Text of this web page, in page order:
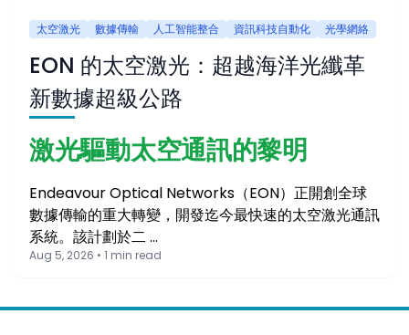
太空激光 數據傳輸 人工智能整合 資訊科技自動化 光學網絡
EON 的太空激光：超越海洋光纖革
新數據超級公路
激光驅動太空通訊的黎明
Endeavour Optical Networks（EON）正開創全球
數據傳輸的重大轉變，開發迄今最快速的太空激光通訊
系統。該計劃於二 …
Aug 5, 2026 • 1 min read